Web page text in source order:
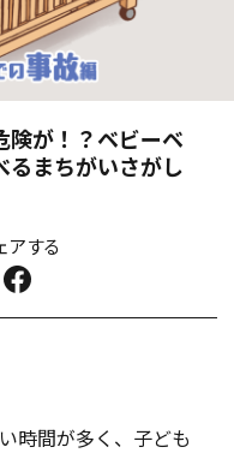
険が！？ベビーベ
るまちがいさがし
アする
時間が多く、子ども